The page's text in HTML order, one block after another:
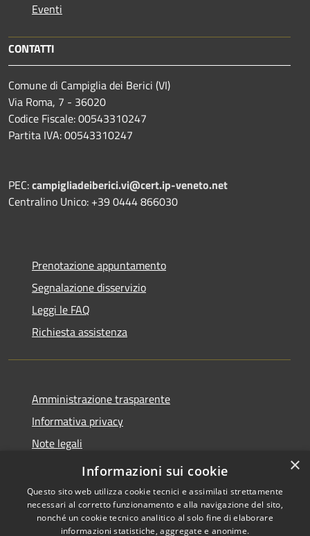
Eventi
CONTATTI
Comune di Campiglia dei Berici (VI)
Via Roma, 7 - 36020
Codice Fiscale: 00543310247
Partita IVA: 00543310247
PEC:campigliadeiberici.vi@cert.ip-veneto.net
Centralino Unico: +39 0444 866030
Prenotazione appuntamento
Segnalazione disservizio
Leggi le FAQ
Richiesta assistenza
Amministrazione trasparente
Informativa privacy
Note legali
Dichiarazione di accessibilità
×
Informazioni sui cookie
Questo sito web utilizza cookie tecnici e assimilati strettamente
necessari al corretto funzionamento e alla navigazione del sito,
nonché un cookie tecnico analitico al solo fine di elaborare
informazioni statistiche, aggregate e anonime.